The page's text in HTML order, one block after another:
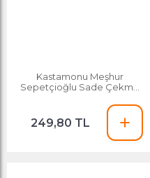
Kastamonu Meşhur
Sepetçioğlu Sade Çekme
249,80 TL